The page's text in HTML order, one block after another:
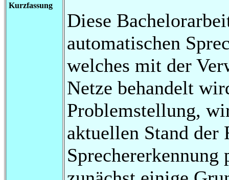
Kurzfassung
Diese
automatischen
welches mit der
Netze behandelt
Problemstellung,
aktuellen Stand der
Sprechererkennung